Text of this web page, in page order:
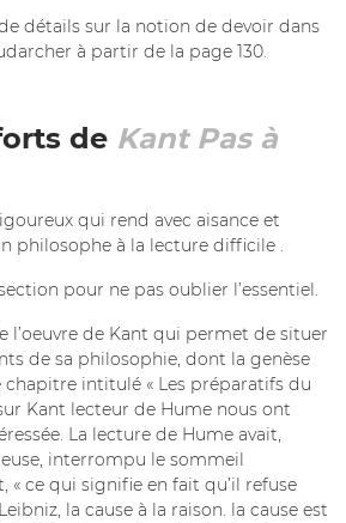
détails sur la notion de devoir dans
à partir de la page 130.
de Kant Pas à
qui rend avec aisance et
philosophe à la lecture difficile .
pour ne pas oublier l’essentiel.
l’oeuvre de Kant qui permet de situer
de sa philosophie, dont la genèse
chapitre intitulé « Les préparatifs du
Kant lecteur de Hume nous ont
La lecture de Hume avait,
interrompu le sommeil
ce qui signifie en fait qu’il refuse
la cause à la raison. la cause est